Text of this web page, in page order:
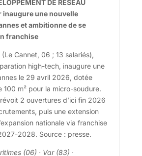
DE RÉSEAU
inaugure une nouvelle
et ambitionne de se
franchise
Cannet, 06 ; 13 salariés),
high-tech, inaugure une
le 29 avril 2026, dotée
100 m² pour la micro-soudure.
2 ouvertures d’ici fin 2026
puis une extension
nationale via franchise
2028. Source : presse.
(06) · Var (83) ·